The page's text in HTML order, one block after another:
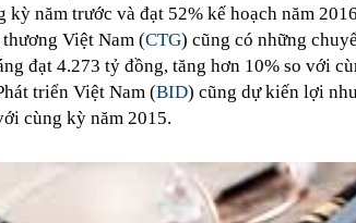
chứa đựng tâm huyết của NSND Tự Long
vượt 4.300 USD/ounce, chuyên gia dự báo đỉnh mới
nghiệp dầu khí đem hơn 42.200 tỷ đồng gửi ngân hàng
cho những người không rút điện ấm siêu tốc trước khi
kỳ năm trước và đạt 52% kế hoạch năm
Việt Nam (CTG) cũng có những
đạt 4.273 tỷ đồng, tăng hơn 10% so với
triển Việt Nam (BID) cũng dự kiến lợi
cùng kỳ năm 2015.